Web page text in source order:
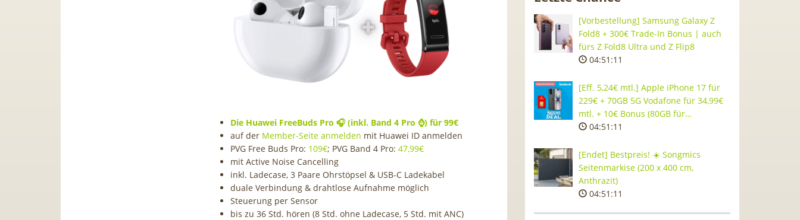
Die Huawei FreeBuds Pro 🎧 (inkl. Band 4 Pro ⌚) für 99€
auf der Member-Seite anmelden mit Huawei ID anmelden
PVG Free Buds Pro: 109€; PVG Band 4 Pro: 47,99€
mit Active Noise Cancelling
inkl. Ladecase, 3 Paare Ohrstöpsel & USB-C Ladekabel
duale Verbindung & drahtlose Aufnahme möglich
Steuerung per Sensor
bis zu 36 Std. hören (8 Std. ohne Ladecase, 5 Std. mit ANC)
[Vorbestellung] Samsung Galaxy Z
Fold8 + 300€ Trade-In Bonus | auch
fürs Z Fold8 Ultra und Z Flip8
04:51:10
[Eff. 5,24€ mtl.] Apple iPhone 17 für
229€ + 70GB 5G Vodafone für 34,99€
mtl. + 10€ Bonus (80GB für…
04:51:10
[Endet] Bestpreis! ☀️ Songmics
Seitenmarkise (200 x 400 cm,
Anthrazit)
04:51:10